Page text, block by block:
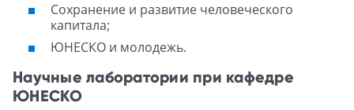
Сохранение и развитие человеческого
капитала;
ЮНЕСКО и молодежь.
Научные лаборатории при кафедре
ЮНЕСКО